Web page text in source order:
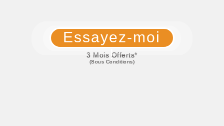
Essayez-moi
!
3 Mois Offerts*
(sous Conditions)